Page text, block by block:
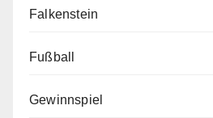
Falkenstein
Fußball
Gewinnspiel